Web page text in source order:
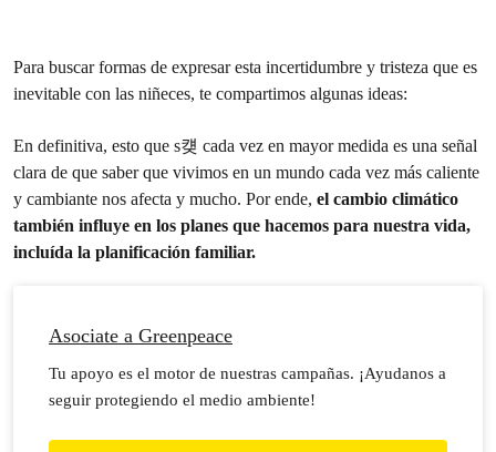
Para buscar formas de expresar esta incertidumbre y tristeza que es
inevitable con las niñeces, te compartimos algunas ideas:
En definitiva, esto que s컞 cada vez en mayor medida es una señal
clara de que saber que vivimos en un mundo cada vez más caliente
y cambiante nos afecta y mucho. Por ende, el cambio climático
también influye en los planes que hacemos para nuestra vida,
incluída la planificación familiar.
Asociate a Greenpeace
Tu apoyo es el motor de nuestras campañas. ¡Ayudanos a
seguir protegiendo el medio ambiente!